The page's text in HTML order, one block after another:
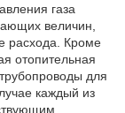
газа
величин,
расхода. Кроме
отопительная
для
каждый из